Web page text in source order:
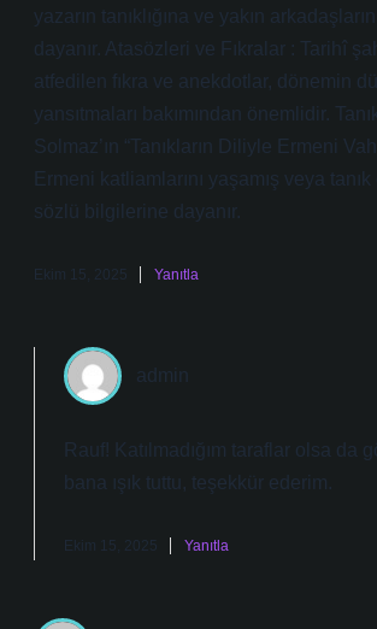
yazarın tanıklığına ve yakın
dayanır. Atasözleri ve Fıkralar : Tarihî
atfedilen fıkra ve anekdotlar, dönemin
yansıtmaları bakımından önemlidir.
Solmaz’ın “Tanıkların Diliyle Ermeni
Ermeni katliamlarını yaşamış veya
sözlü bilgilerine dayanır.
Ekim 15, 2025 Yanıtla
admin
Rauf! Katılmadığım taraflar olsa da
bana ışık tuttu, teşekkür ederim.
Ekim 15, 2025 Yanıtla